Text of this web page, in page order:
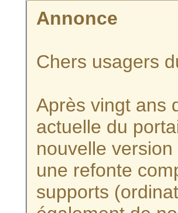
Annonce
Chers usagers
Après vingt ans
actuelle du
nouvelle version
une refonte
supports